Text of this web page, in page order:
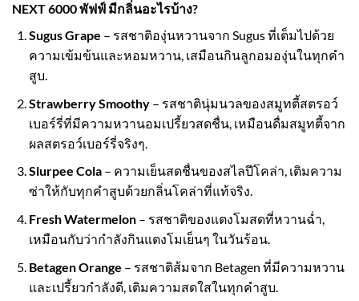
NEXT 6000 พัฟฟ์ มีกลิ่นอะไรบ้าง?
Sugus Grape – รสชาติองุ่นหวานจาก Sugus ที่เต็มไปด้วย
ความเข้มข้นและหอมหวาน, เสมือนกินลูกอมองุ่นในทุกคำ
สูบ.
Strawberry Smoothy– รสชาตินุ่มนวลของสมูทตี้สตรอว์
เบอร์รี่ที่มีความหวานอมเปรี้ยวสดชื่น, เหมือนดื่มสมูทตี้จาก
ผลสตรอว์เบอร์รี่จริงๆ.
Slurpee Cola– ความเย็นสดชื่นของสไลปีโคล่า, เติมความ
ซ่าให้กับทุกคำสูบด้วยกลิ่นโคล่าที่แท้จริง.
Fresh Watermelon– รสชาติของแตงโมสดที่หวานฉ่ำ,
เหมือนกับว่ากำลังกินแตงโมเย็นๆ ในวันร้อน.
Betagen Orange – รสชาติส้มจาก Betagen ที่มีความหวาน
และเปรี้ยวกำลังดี, เติมความสดใสในทุกคำสูบ.